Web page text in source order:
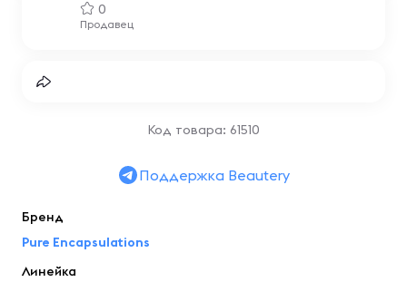
0
Продавец
Код товара: 61510
Поддержка Beautery
Бренд
Pure Encapsulations
Линейка